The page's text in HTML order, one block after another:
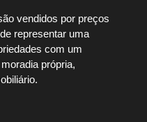
vendidos por preços
representar uma
com um
própria,